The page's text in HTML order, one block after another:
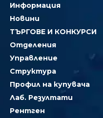
Информация
Новини
ТЪРГОВЕ И КОНКУРСИ
Отделения
Управление
Структура
Профил на купувача
Лаб. Резултати
Рентген